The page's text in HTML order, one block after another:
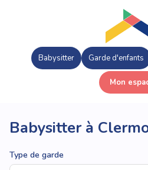
Babysitter Garde d'enfants
Mon
Babysitter à
Type de garde